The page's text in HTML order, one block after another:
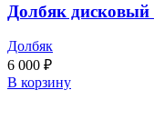
Долбяк дисковый
Долбяк
6 000 ₽
В корзину